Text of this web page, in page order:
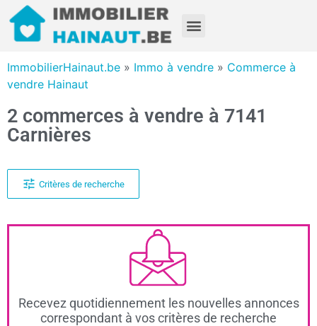
ImmobilierHainaut.be » Immo à vendre » Commerce à
vendre Hainaut
2 commerces à vendre à 7141
Carnières
Critères de recherche
Recevez quotidiennement les nouvelles annonces
correspondant à vos critères de recherche